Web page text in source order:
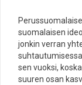
suomalaisen
jonkin verran
sen vuoksi,
suuren osan